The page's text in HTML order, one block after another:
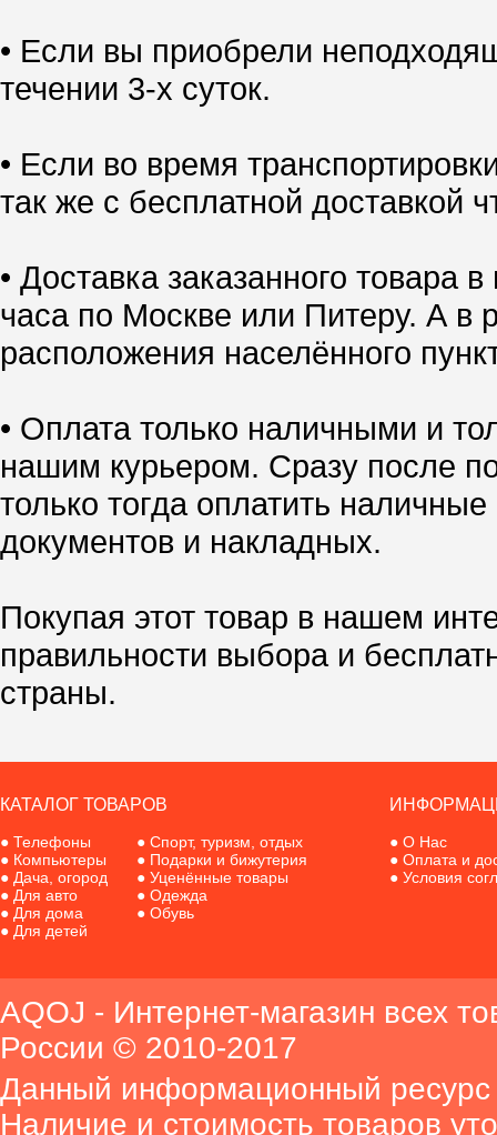
• Если вы приобрели
течении 3-х суток.
• Если во время
так же с бесплатной доставкой
• Доставка заказанного товара
часа по Москве или Питеру. А в
расположения населённого
• Оплата только наличными и
нашим курьером. Сразу после
только тогда оплатить
документов и накладных.
Покупая этот товар в нашем
правильности выбора и
страны.
КАТАЛОГ ТОВАРОВ
● Телефоны
● Компьютеры
● Дача, огород
● Для авто
● Для дома
● Для детей
● Спорт, туризм, отдых
● Подарки и бижутерия
● Уценённые товары
● Одежда
● Обувь
● О Нас
● Оплата и
● Условия
AQOJ - Интернет-магазин всех
России © 2010-2017
Данный информационный ресурс
Наличие и стоимость товаров